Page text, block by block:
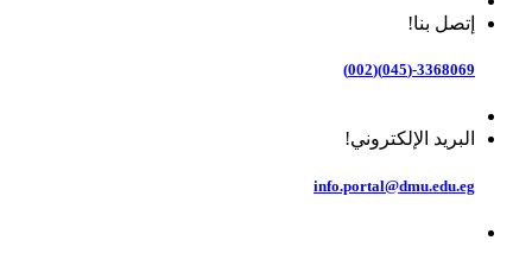
إتصل بنا!
3368069-(045)(002)
البريد الإلكتروني!
info.portal@dmu.edu.eg